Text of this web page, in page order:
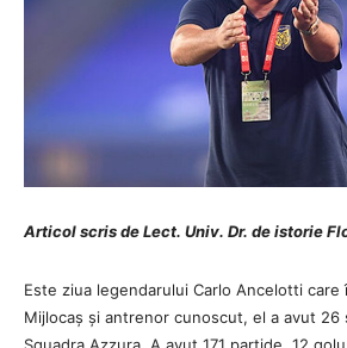
Articol scris de Lect. Univ. Dr. de istorie
Este ziua legendarului Carlo Ancelotti care
Mijlocaș și antrenor cunoscut, el a avut 26
Squadra Azzura. A avut 171 partide, 12